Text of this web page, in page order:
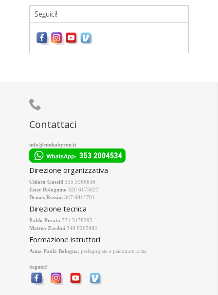
Seguici!

Contattaci
info@runbabyrun.it
Direzione organizzativa
Chiara Gatelli 335 5966636
Ester Bolognino 320 6175823
Dennis Rossini 347 6012781
Direzione tecnica
Pablo Perata 331 3138295
Matteo Zardini 340 8265992
Formazione istruttori
Anna Paola Bologna , pedagogista e psicomotricista
Seguici!